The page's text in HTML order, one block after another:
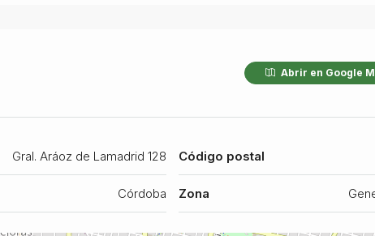
Abrir en Google
Gral. Aráoz de Lamadrid 128
Córdoba
Código postal
Zona